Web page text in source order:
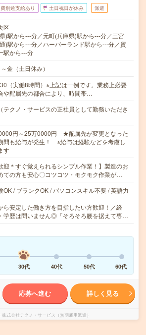
別途支給あり 土日祝日が休み 派遣
区
)駅から---分／元町(兵庫県)駅から---分／三宮
)駅から---分／ハーバーランド駅から---分／貿
駅から---分
金（土日休み）
（実働8時間）※上記は一例です。業務上必要
や配属先の都合により、時間帯…
テクノ・サービスの正社員として勤務いただき
円～25万0000円 ★配属先が変更となった
間も給与が発生！ ※給与は経験などを考慮し
す
迎＊すぐ覚えられるシンプル作業！】製造のお
ての方も安心〇コツコツ・モクモク作業が…
OK / ブランクOK / パソコンスキル不要 / 英語力
ら安定した働き方を目指したい方歓迎！／経
学歴は問いません◎「そろそろ腰を据えて専…
30代 40代 50代 60代
応募へ進む 詳しく見る
株式会社テクノ・サービス（無期雇用派遣）